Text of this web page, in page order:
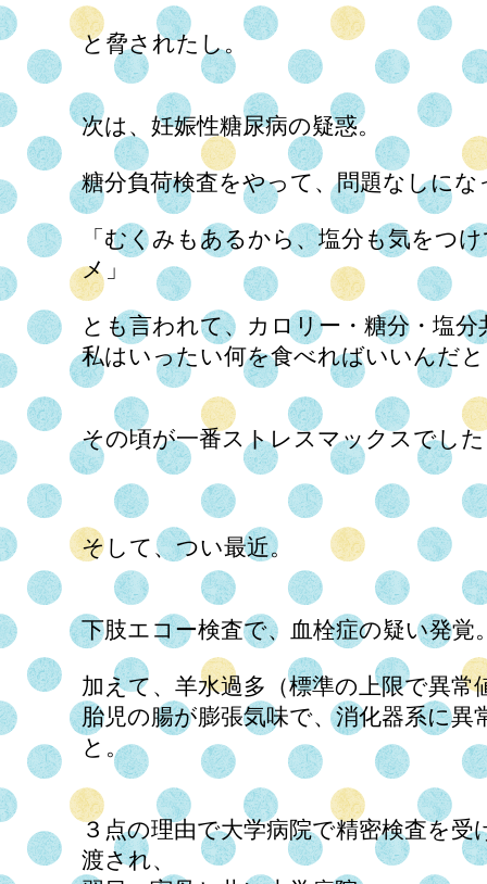
と脅されたし。
次は、妊娠性糖尿病の疑惑。
糖分負荷検査をやって、問題なしにな
「むくみもあるから、塩分も気をつ
メ」
とも言われて、カロリー・糖分・塩
私はいったい何を食べればいいんだ
その頃が一番ストレスマックスでし
そして、つい最近。
下肢エコー検査で、血栓症の疑い発覚
加えて、羊水過多（標準の上限で異常
胎児の腸が膨張気味で、消化器系に
と。
３点の理由で大学病院で精密検査を
渡され、